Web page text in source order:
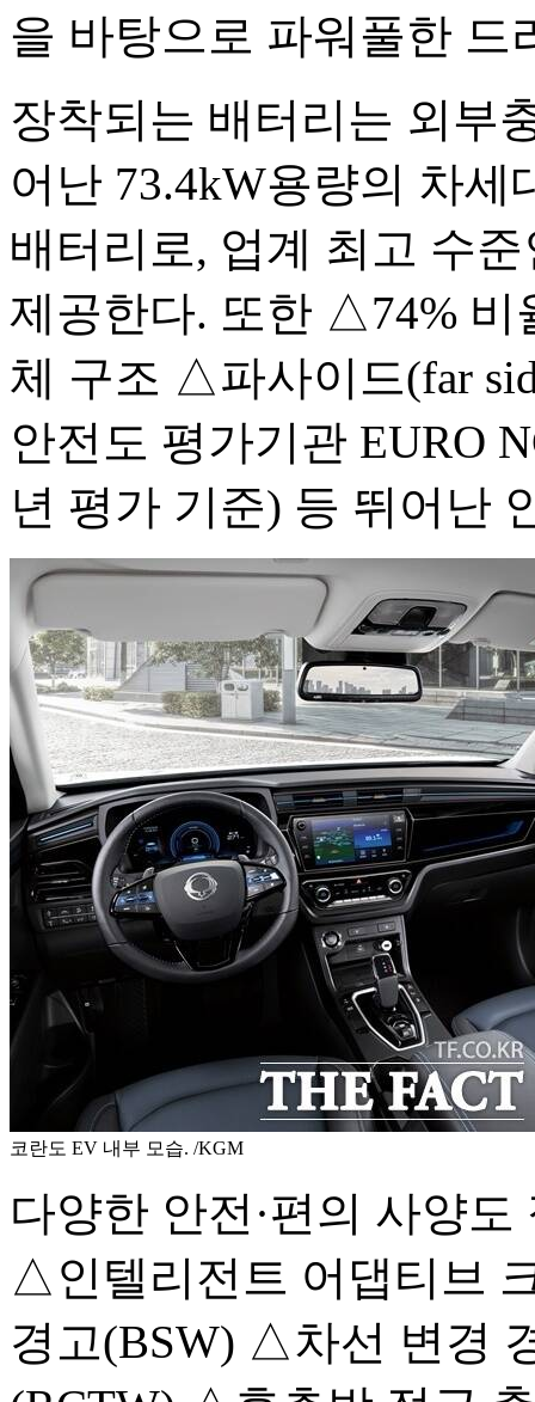
을 바탕으로 파워풀한 드
장착되는 배터리는 외부
어난 73.4kW용량의 차
배터리로, 업계 최고 수
제공한다. 또한 △74% 비
체 구조 △파사이드(far
안전도 평가기관 EURO
년 평가 기준) 등 뛰어난
코란도 EV 내부 모습. /KGM
다양한 안전·편의 사양
△인텔리전트 어댑티브
경고(BSW) △차선 변경